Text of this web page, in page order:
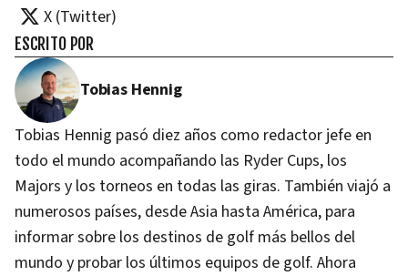
X (Twitter)
ESCRITO POR
Tobias Hennig
Tobias Hennig pasó diez años como redactor jefe en
todo el mundo acompañando las Ryder Cups, los
Majors y los torneos en todas las giras. También viajó a
numerosos países, desde Asia hasta América, para
informar sobre los destinos de golf más bellos del
mundo y probar los últimos equipos de golf. Ahora